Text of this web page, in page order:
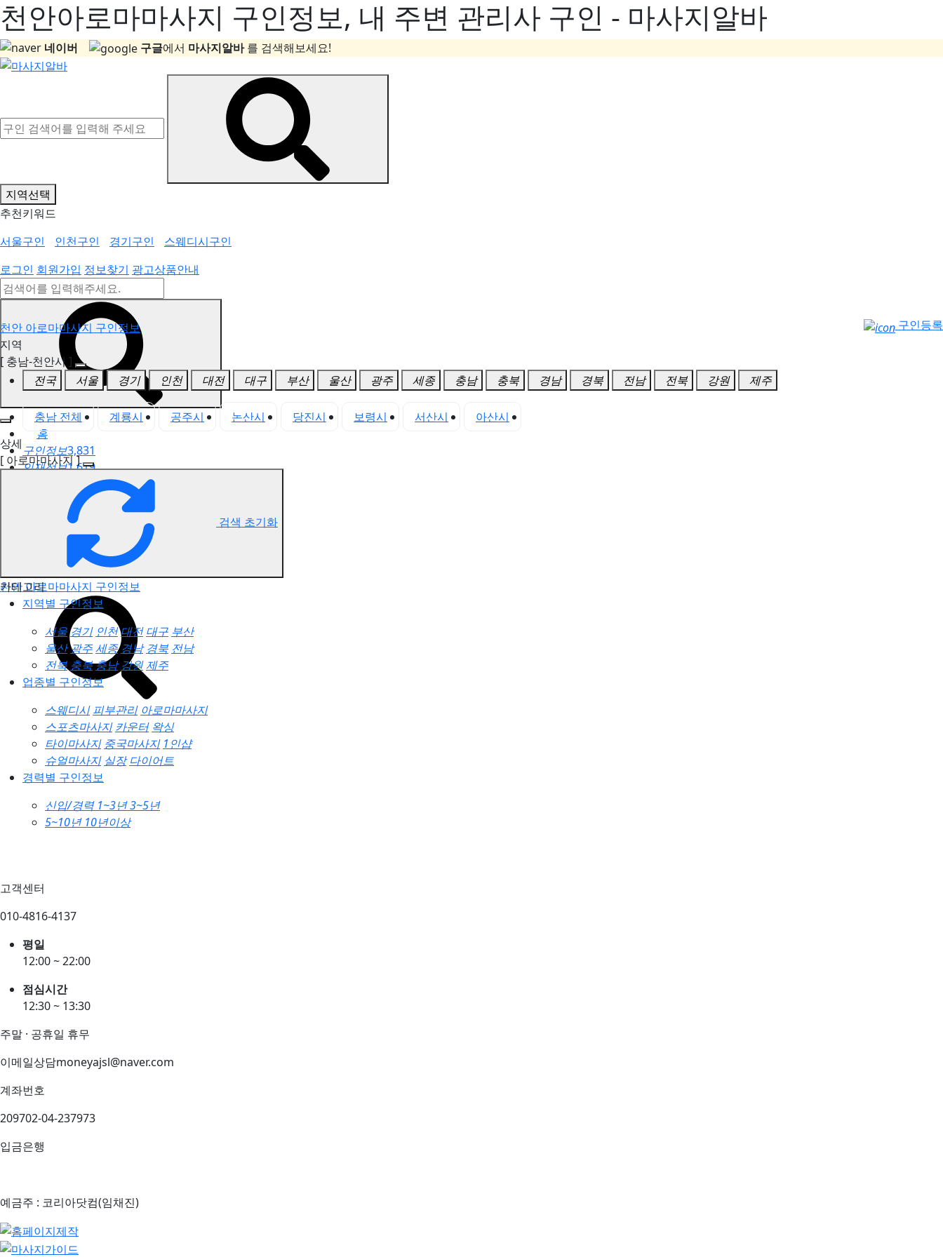
천안아로마마사지 구인정보, 내 주변 관리사 구인 - 마사지알바
네이버 구글에서 마사지알바를 검색해보세요!
지역선택
추천키워드
서울구인
인천구인 경기구인
스웨디시구인
로그인 회원가입 정보찾기 광고상품안내
홈
구인정보3,831
인재정보1,619
고객센터
전국업체정보
마사지가이드
업체 서비스 관리
천안 아로마마사지 구인정보
천안 아로마마사지 구인정보
구인등록
지역
[ 충남-천안시 ]
전국
서울 경기 인천 대전 대구 부산 울산 광주 세종 충남 충북 경남 경북 전남 전북 강원 제주
충남 전체 계룡시 공주시 논산시 당진시 보령시 서산시 아산시
상세
[ 아로마마사지 ]
검색 초기화
카테고리
지역별 구인정보
서울경기 인천대전 대구 부산
울산광주세종경남 경북 전남
전북 충북충남 강원제주
업종별 구인정보
스웨디시 피부관리 아로마마사지
스포츠마사지 카운터 왁싱
타이마사지 중국마사지 1인샵
슈얼마사지 실장 다이어트
경력별 구인정보
신입/경력 1~3년3~5년
5~10년 10년이상
고객센터
010-4816-4137
평일
12:00 ~ 22:00
점심시간
12:30 ~ 13:30
주말 · 공휴일 휴무
이메일상담moneyajsl@naver.com
계좌번호
209702-04-237973
입금은행
예금주 : 코리아닷컴(임채진)